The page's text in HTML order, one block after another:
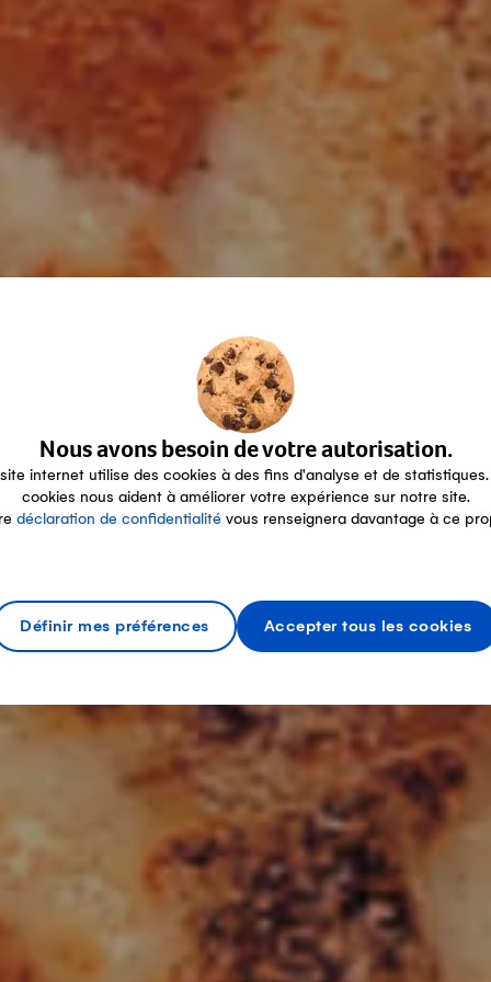
Nous avons besoin de votre autorisation.
internet utilise des cookies à des fins d'analyse et de statistiques.
cookies nous aident à améliorer votre expérience sur notre site.
déclaration de confidentialité vous renseignera davantage à ce
Définir mes préférences Accepter tous les cookies